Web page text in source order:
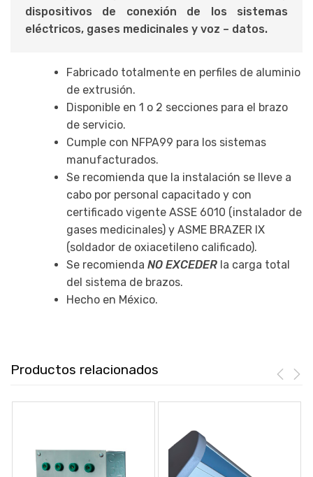
dispositivos de conexión de los sistemas
eléctricos, gases medicinales y voz – datos.
Fabricado totalmente en perfiles de aluminio
de extrusión.
Disponible en 1 o 2 secciones para el brazo
de servicio.
Cumple con NFPA99 para los sistemas
manufacturados.
Se recomienda que la instalación se lleve a
cabo por personal capacitado y con
certificado vigente ASSE 6010 (instalador de
gases medicinales) y ASME BRAZER IX
(soldador de oxiacetileno calificado).
Se recomienda NO EXCEDER la carga total
del sistema de brazos.
Hecho en México.
Productos relacionados